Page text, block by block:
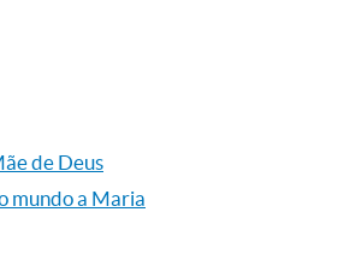
de Deus
mundo a Maria